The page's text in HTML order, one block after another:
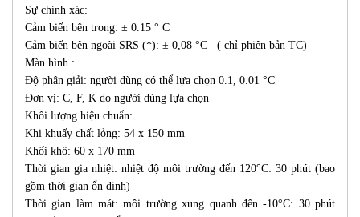
Sự chính xác:
Cảm biến bên trong: ± 0.15 ° C
Cảm biến bên ngoài SRS (*): ± 0,08 °C ( chỉ phiên bản TC)
Màn hình :
Độ phân giải: người dùng có thể lựa chọn 0.1, 0.01 °C
Đơn vị: C, F, K do người dùng lựa chọn
Khối lượng hiệu chuẩn:
Khi khuấy chất lỏng: 54 x 150 mm
Khối khô: 60 x 170 mm
Thời gian gia nhiệt: nhiệt độ môi trường đến 120°C: 30 phút (bao
gồm thời gian ổn định)
Thời gian làm mát: môi trường xung quanh đến -10°C: 30 phút